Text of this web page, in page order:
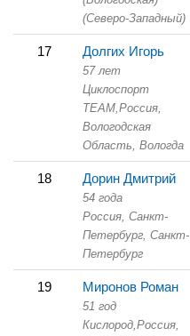
(Северо-Западный)
17 Долгих Игорь
57 лет
Циклоспорт
TEAM,Россия,
Вологодская
Область, Вологда
18 Дорин Дмитрий
54 года
Россия, Санкт-
Петербург, Санкт-
Петербург
19 Миронов Роман
51 год
Кислород,Россия,